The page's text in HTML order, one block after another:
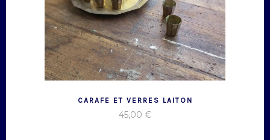
CARAFE ET VERRES LAITON
45,00 €